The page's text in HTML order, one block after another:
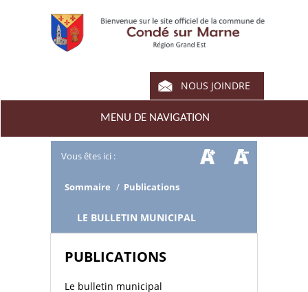
NOUS JOINDRE
MENU DE NAVIGATION
Vous êtes ici :
Sommaire / Publications
LE BULLETIN MUNICIPAL
PUBLICATIONS
Le bulletin municipal